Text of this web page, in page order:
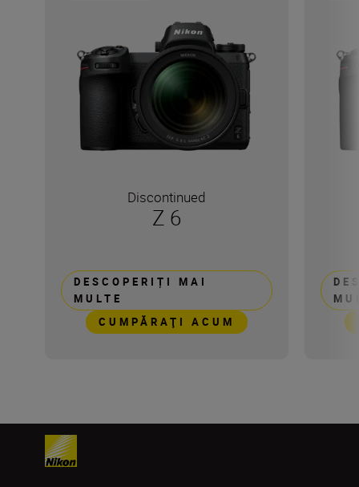
Discontinued
Z 6
DESCOPERIȚI MAI
MULTE
CUMPĂRAŢI ACUM